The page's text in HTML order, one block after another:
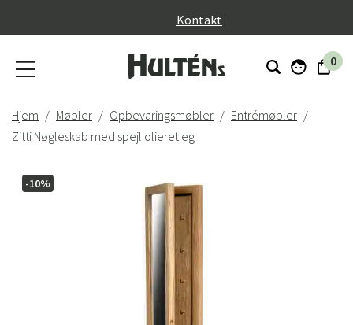
Kontakt
0
Hjem Møbler Opbevaringsmøbler
Entrémøbler
Zitti Nøgleskab med spejl olieret eg
-10%